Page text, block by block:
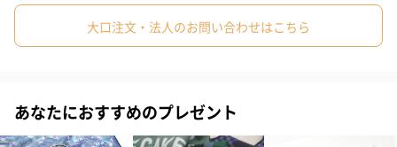
アイデアの爆発を感じさせるBigBang。可愛らしさを感じること
Little Magic
大口注文・法人のお問い合わせはこちら
あなたにおすすめのプレゼント